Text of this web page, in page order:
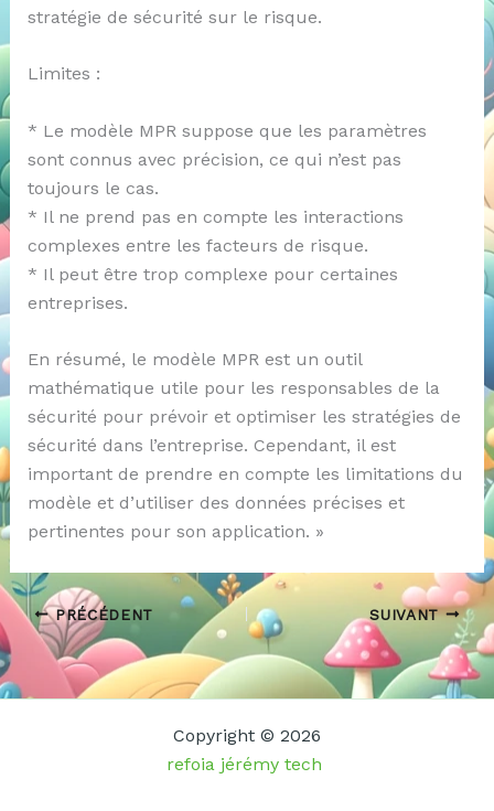
stratégie de sécurité sur le risque.
Limites :
* Le modèle MPR suppose que les paramètres
sont connus avec précision, ce qui n’est pas
toujours le cas.
* Il ne prend pas en compte les interactions
complexes entre les facteurs de risque.
* Il peut être trop complexe pour certaines
entreprises.
En résumé, le modèle MPR est un outil
mathématique utile pour les responsables de la
sécurité pour prévoir et optimiser les stratégies de
sécurité dans l’entreprise. Cependant, il est
important de prendre en compte les limitations du
modèle et d’utiliser des données précises et
pertinentes pour son application. »
PRÉCÉDENT SUIVANT
Copyright © 2026
refoia jérémy tech